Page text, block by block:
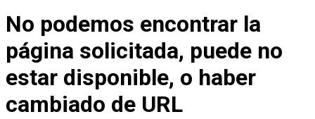
No podemos encontrar la
página solicitada, puede no
estar disponible, o haber
cambiado de URL